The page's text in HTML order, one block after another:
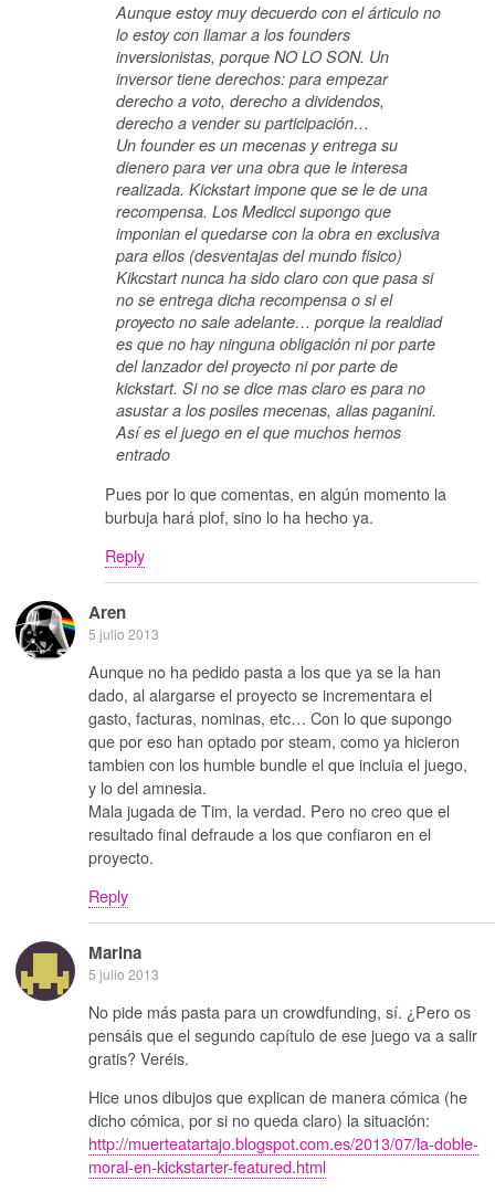
Aunque estoy muy decuerdo con el árticulo no
lo estoy con llamar a los founders
inversionistas, porque NO LO SON. Un
inversor tiene derechos: para empezar
derecho a voto, derecho a dividendos,
derecho a vender su participación…
Un founder es un mecenas y entrega su
dienero para ver una obra que le interesa
realizada. Kickstart impone que se le de una
recompensa. Los Medicci supongo que
imponian el quedarse con la obra en exclusiva
para ellos (desventajas del mundo fisico)
Kikcstart nunca ha sido claro con que pasa si
no se entrega dicha recompensa o si el
proyecto no sale adelante… porque la realdiad
es que no hay ninguna obligación ni por parte
del lanzador del proyecto ni por parte de
kickstart. Si no se dice mas claro es para no
asustar a los posiles mecenas, alias paganini.
Así es el juego en el que muchos hemos
entrado
Pues por lo que comentas, en algún momento la
burbuja hará plof, sino lo ha hecho ya.
Reply
Aren
5 julio 2013
Aunque no ha pedido pasta a los que ya se la han
dado, al alargarse el proyecto se incrementara el
gasto, facturas, nominas, etc… Con lo que supongo
que por eso han optado por steam, como ya hicieron
tambien con los humble bundle el que incluia el juego,
y lo del amnesia.
Mala jugada de Tim, la verdad. Pero no creo que el
resultado final defraude a los que confiaron en el
proyecto.
Reply
Marina
5 julio 2013
No pide más pasta para un crowdfunding, sí. ¿Pero os
pensáis que el segundo capítulo de ese juego va a salir
gratis? Veréis.
Hice unos dibujos que explican de manera cómica (he
dicho cómica, por si no queda claro) la situación:
http://muerteatartajo.blogspot.com.es/2013/07/la-doble-
moral-en-kickstarter-featured.html